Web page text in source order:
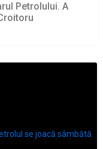
Petrolului. A